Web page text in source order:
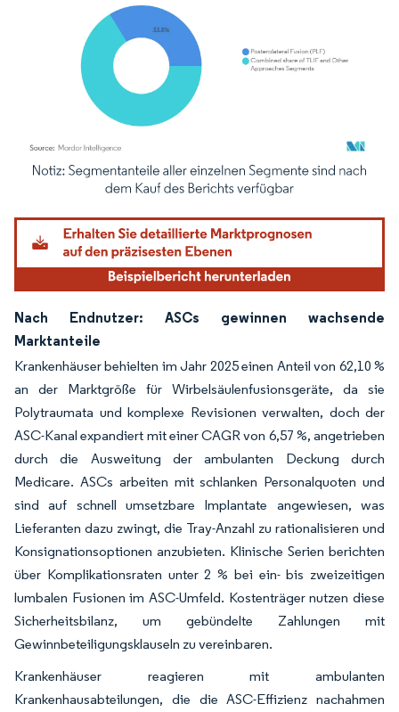
Bild © Mordor Intelligence. Wiederverwendung erfordert Namensnennung
Nach Endnutzer: ASCs gewinnen wachsende
Marktanteile
Krankenhäuser behielten im Jahr 2025 einen Anteil von 62,10 %
an der Marktgröße für Wirbelsäulenfusionsgeräte, da sie
Polytraumata und komplexe Revisionen verwalten, doch der
ASC-Kanal expandiert mit einer CAGR von 6,57 %, angetrieben
durch die Ausweitung der ambulanten Deckung durch
Medicare. ASCs arbeiten mit schlanken Personalquoten und
sind auf schnell umsetzbare Implantate angewiesen, was
Lieferanten dazu zwingt, die Tray-Anzahl zu rationalisieren und
Konsignationsoptionen anzubieten. Klinische Serien berichten
über Komplikationsraten unter 2 % bei ein- bis zweizeitigen
lumbalen Fusionen im ASC-Umfeld. Kostenträger nutzen diese
Sicherheitsbilanz, um gebündelte Zahlungen mit
Gewinnbeteiligungsklauseln zu vereinbaren.
Krankenhäuser reagieren mit ambulanten
Krankenhausabteilungen, die die ASC-Effizienz nachahmen